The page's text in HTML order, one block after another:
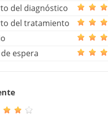
del diagnóstico
del tratamiento
espera